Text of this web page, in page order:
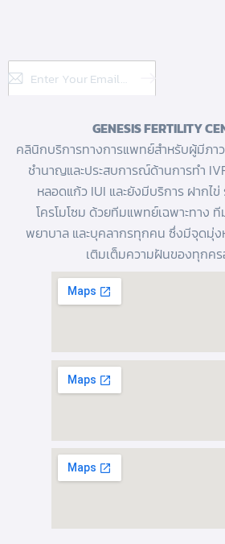
Subscribe
GENESIS FERTILITY
คลินิกบริการทางการแพทย์สำหรับผู้มีภา
ชำนาญและประสบการณ์ด้านการทํา
หลอดแก้วIUI และยังมีบริการ ฝากไข่
โครโมโซม ด้วยทีมแพทย์เฉพาะทาง
พยาบาล และบุคลากรทุกคน ซึ่งมีจุดมุ่ง
เติมเต็มความฝันของทุกค